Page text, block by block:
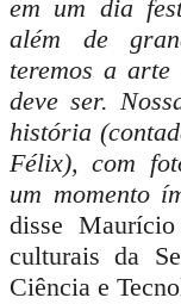
em um dia
além de
teremos a
deve ser.
história
Félix), com
um momento
disse
culturais da
Ciência e